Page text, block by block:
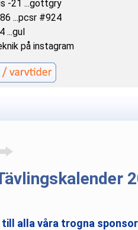
-21 ...gottgry
...pcsr #924
...gul
på instagram
till alla våra trogna